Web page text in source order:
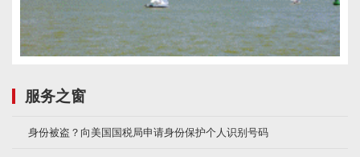
服务之窗
身份被盗？向美国国税局申请身份保护个人识别号码